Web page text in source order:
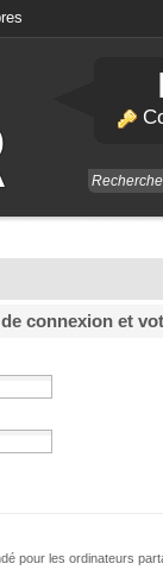
connexion et
pour les ordinateurs